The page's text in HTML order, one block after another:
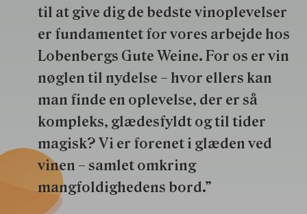
til at give dig de bedste vinoplevelser
er fundamentet for vores arbejde hos
Lobenbergs Gute Weine. For os er vin
nøglen til nydelse – hvor ellers kan
man finde en oplevelse, der er så
kompleks, glædesfyldt og til tider
magisk? Vi er forenet i glæden ved
vinen – samlet omkring
mangfoldighedens bord.”